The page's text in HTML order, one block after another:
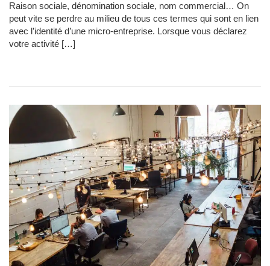
Raison sociale, dénomination sociale, nom commercial… On
peut vite se perdre au milieu de tous ces termes qui sont en lien
avec l’identité d’une micro-entreprise. Lorsque vous déclarez
votre activité […]